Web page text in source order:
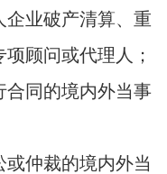
业破产清算、重
顾问或代理人；
同的境内外当事
仲裁的境内外当